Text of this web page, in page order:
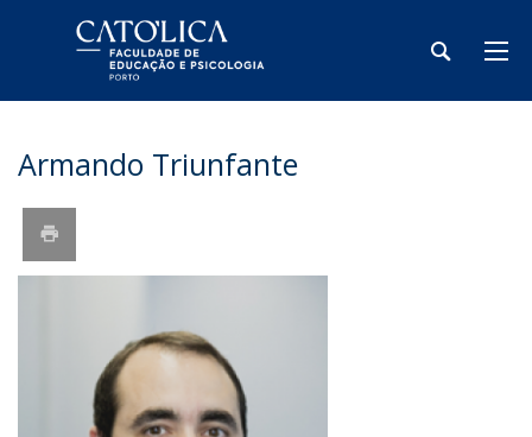
Armando Triunfante